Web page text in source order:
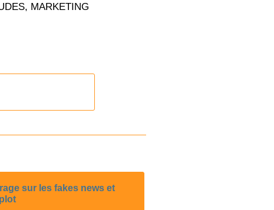
, MARKETING
sur les fakes news et